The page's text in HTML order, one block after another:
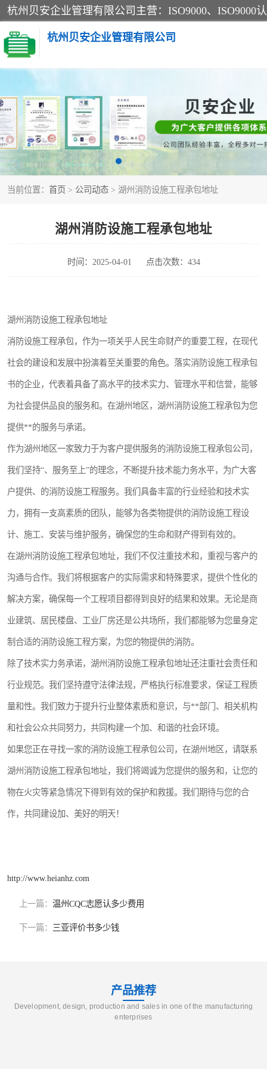
杭州贝安企业管理有限公司
当前位置： 首页 > 公司动态 > 湖州消防设施工程承包地址
湖州消防设施工程承包地址
时间：2025-04-01 点击次数：434
湖州消防设施工程承包地址
消防设施工程承包，作为一项关乎人民生命财产的重要工程，在现代
社会的建设和发展中扮演着至关重要的角色。落实消防设施工程承包
书的企业，代表着具备了高水平的技术实力、管理水平和信誉，能够
为社会提供品良的服务和。在湖州地区，湖州消防设施工程承包为您
提供**的服务与承诺。
作为湖州地区一家致力于为客户提供服务的消防设施工程承包公司，
我们坚持“、服务至上”的理念，不断提升技术能力务水平，为广大客
户提供、的消防设施工程服务。我们具备丰富的行业经验和技术实
力，拥有一支高素质的团队，能够为各类物提供的消防设施工程设
计、施工、安装与维护服务，确保您的生命和财产得到有效的。
在湖州消防设施工程承包地址，我们不仅注重技术和，重视与客户的
沟通与合作。我们将根据客户的实际需求和特殊要求，提供个性化的
解决方案，确保每一个工程项目都得到良好的结果和效果。无论是商
业建筑、居民楼盘、工业厂房还是公共场所，我们都能够为您量身定
制合适的消防设施工程方案，为您的物提供的消防。
除了技术实力务承诺，湖州消防设施工程承包地址还注重社会责任和
行业规范。我们坚持遵守法律法规，严格执行标准要求，保证工程质
量和性。我们致力于提升行业整体素质和意识，与**部门、相关机构
和社会公众共同努力，共同构建一个加、和谐的社会环境。
如果您正在寻找一家的消防设施工程承包公司，在湖州地区，请联系
湖州消防设施工程承包地址，我们将竭诚为您提供的服务和，让您的
物在火灾等紧急情况下得到有效的保护和救援。我们期待与您的合
作，共同建设加、美好的明天！
http://www.heianhz.com
上一篇： 温州CQC志愿认多少费用
下一篇： 三亚评价书多少钱
产品推荐
Development, design, production and sales in one of the manufacturing
enterprises
CE认证
SA认证
OHSAS18001认证
45001认证